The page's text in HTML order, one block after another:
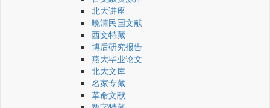
北大讲座
晚清民国文献
西文特藏
博后研究报告
燕大毕业论文
北大文库
名家专藏
革命文献